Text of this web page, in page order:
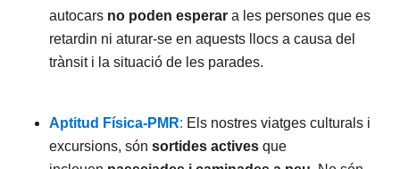
autocars no poden esperar a les persones que es
retardin ni aturar-se en aquests llocs a causa del
trànsit i la situació de les parades.
Aptitud Física-PMR: Els nostres viatges culturals i
excursions, són sortides actives que